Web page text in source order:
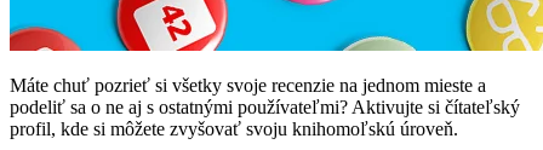
Máte chuť pozrieť si všetky svoje recenzie na jednom mieste a
podeliť sa o ne aj s ostatnými používateľmi? Aktivujte si čítateľský
profil, kde si môžete zvyšovať svoju knihomoľskú úroveň.